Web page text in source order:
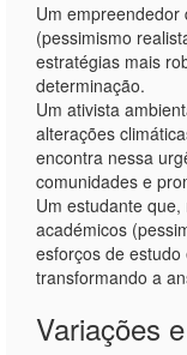
Um empreendedor
(pessimismo
estratégias mais
determinação.
Um ativista
alterações
encontra nessa
comunidades e
Um estudante
académicos
esforços de
transformando a
Variações